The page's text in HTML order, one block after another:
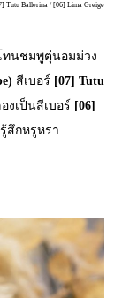
Tutu Ballerina / [06] Lima Greige
ทนชมพูตุ่นอมม่วง
สีเบอร์ [07] Tutu
งเป็นสีเบอร์ [06]
สึกหรูหรา